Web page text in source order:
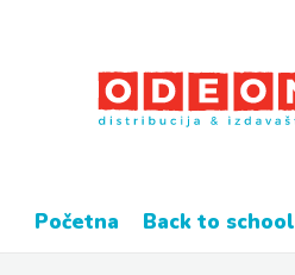
početna back to school